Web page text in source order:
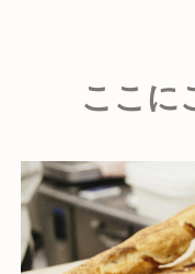
ここに